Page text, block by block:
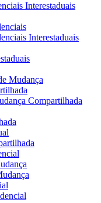
Interestaduais
Interestaduais
Mudança
Compartilhada